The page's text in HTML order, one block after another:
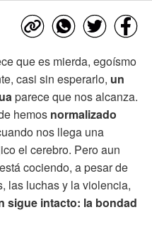
que es mierda, egoísmo
casi sin esperarlo, un
parece que nos alcanza.
hemos normalizado
nos llega una
el cerebro. Pero aun
cociendo, a pesar de
las luchas y la violencia,
sigue intacto: la bondad